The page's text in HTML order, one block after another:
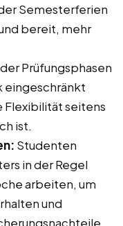
Semesterferien
bereit, mehr
Prüfungsphasen
eingeschränkt
Flexibilität seitens
ist.
Studenten
in der Regel
arbeiten, um
und